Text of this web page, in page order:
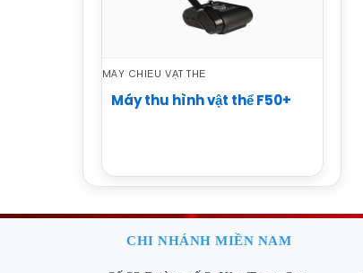
MÁY CHIẾU VẬT THỂ
Máy thu hình vật thể F50+
CHI NHÁNH MIỀN NAM